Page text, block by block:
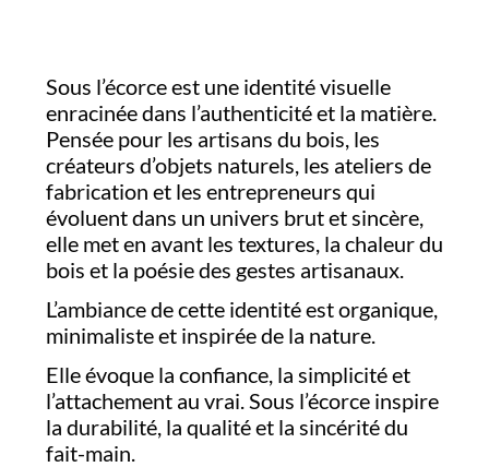
Sous l’écorce est une identité visuelle
enracinée dans l’authenticité et la matière.
Pensée pour les artisans du bois, les
créateurs d’objets naturels, les ateliers de
fabrication et les entrepreneurs qui
évoluent dans un univers brut et sincère,
elle met en avant les textures, la chaleur du
bois et la poésie des gestes artisanaux.
L’ambiance de cette identité est organique,
minimaliste et inspirée de la nature.
Elle évoque la confiance, la simplicité et
l’attachement au vrai. Sous l’écorce inspire
la durabilité, la qualité et la sincérité du
fait-main.